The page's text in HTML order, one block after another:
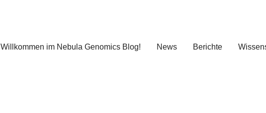
Willkommen im Nebula Genomics Blog! News Berichte